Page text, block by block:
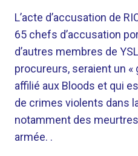
L’acte d’accusation de
65 chefs d’accusation
d’autres membres de
procureurs, seraient un «
affilié aux Bloods et qui
de crimes violents dans
notamment des
armée. .